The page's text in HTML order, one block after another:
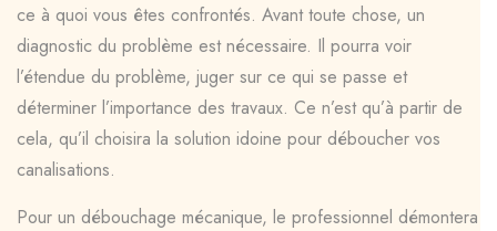
ce à quoi vous êtes confrontés. Avant toute chose, un
diagnostic du problème est nécessaire. Il pourra voir
l’étendue du problème, juger sur ce qui se passe et
déterminer l’importance des travaux. Ce n’est qu’à partir de
cela, qu’il choisira la solution idoine pour déboucher vos
canalisations.
Pour un débouchage mécanique, le professionnel démontera